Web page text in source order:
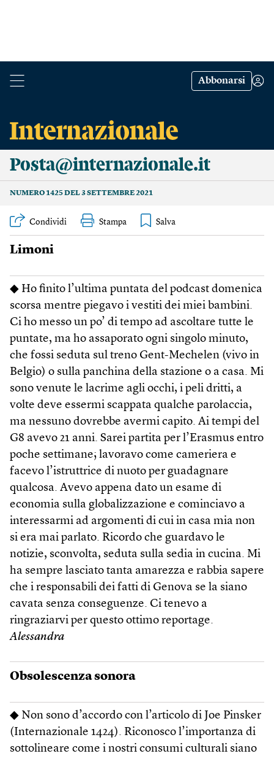
Abbonarsi
Posta@internazionale.it
NUMERO 1425 DEL 3 SETTEMBRE 2021
Condividi Stampa
Limoni
◆ Ho finito l’ultima puntata del podcast domenica
scorsa mentre piegavo i vestiti dei miei bambini.
Ci ho messo un po’ di tempo ad ascoltare tutte le
puntate, ma ho assaporato ogni singolo minuto,
che fossi seduta sul treno Gent-Mechelen (vivo in
Belgio) o sulla panchina della stazione o a casa. Mi
sono venute le lacrime agli occhi, i peli dritti, a
volte deve essermi scappata qualche parolaccia,
ma nessuno dovrebbe avermi capito. Ai tempi del
G8 avevo 21 anni. Sarei partita per l’Erasmus entro
poche settimane; lavoravo come cameriera e
facevo l’istruttrice di nuoto per guadagnare
qualcosa. Avevo appena dato un esame di
economia sulla globalizzazione e cominciavo a
interessarmi ad argomenti di cui in casa mia non
si era mai parlato. Ricordo che guardavo le
notizie, sconvolta, seduta sulla sedia in cucina. Mi
ha sempre lasciato tanta amarezza e rabbia sapere
che i responsabili dei fatti di Genova se la siano
cavata senza conseguenze. Ci tenevo a
ringraziarvi per questo ottimo reportage.
Alessandra
Obsolescenza sonora
◆ Non sono d’accordo con l’articolo di Joe Pinsker
(Internazionale 1424). Riconosco l’importanza di
sottolineare come i nostri consumi culturali siano